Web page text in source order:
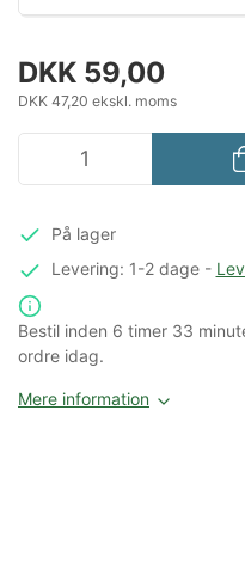
DKK 59,00
DKK 47,20 ekskl. moms
På lager
Levering: 1-2 dage-
Bestil inden 6 timer 33
ordre idag.
Mere information